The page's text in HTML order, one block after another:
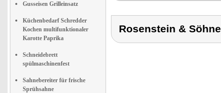
Gusseisen Grilleinsatz
Küchenbedarf Schredder
Kochen multifunktionaler
Karotte Paprika
Schneidebrett
spülmaschinenfest
Sahnebereiter für frische
Sprühsahne
Rosenstein &